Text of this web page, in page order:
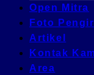
Open Mitra
Foto
Artikel
Kontak
Area